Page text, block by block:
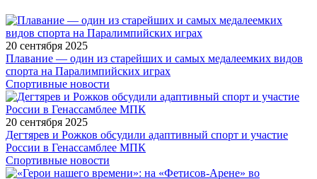
20 сентября 2025
Плавание — один из старейших и самых медалеемких видов
спорта на Паралимпийских играх
Спортивные новости
20 сентября 2025
Дегтярев и Рожков обсудили адаптивный спорт и участие
России в Генассамблее МПК
Спортивные новости